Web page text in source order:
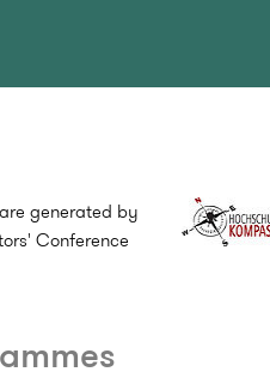
generated by
Conference